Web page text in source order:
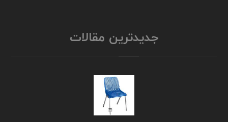
جدیدترین مقالات